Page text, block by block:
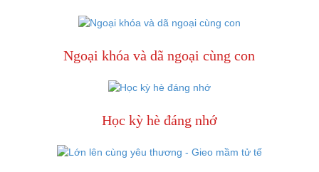
Ngoại khóa và dã ngoại cùng con
Học kỳ hè đáng nhớ